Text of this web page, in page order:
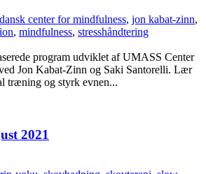
dansk center for mindfulness, jon kabat-zinn,
, mindfulness, stresshåndtering
program udviklet af UMASS Center
Jon Kabat-Zinn og Saki Santorelli. Lær
træning og styrk evnen...
2021